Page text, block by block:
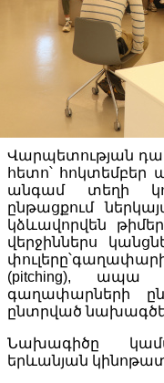
Վարպետության
հետո՝ հոկտեմբեր
անգամ տեղի
ընթացքում
կձևավորվեն
վերջիններս
(pitching), ապա
գաղափարների
ընտրված
Նախագիծը
երևանյան